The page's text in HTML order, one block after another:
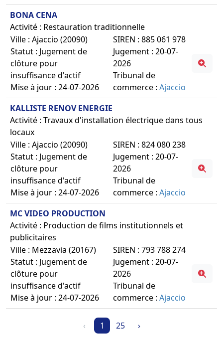
BONA CENA
Activité : Restauration traditionnelle
Ville : Ajaccio (20090)
Statut : Jugement de
clôture pour
insuffisance d'actif
Mise à jour : 24-07-2026
SIREN : 885 061 978
Jugement : 20-07-
2026
Tribunal de
commerce :Ajaccio
KALLISTE RENOV ENERGIE
Activité : Travaux d'installation électrique dans tous
locaux
Ville : Ajaccio (20090)
Statut : Jugement de
clôture pour
insuffisance d'actif
Mise à jour : 24-07-2026
SIREN : 824 080 238
Jugement : 20-07-
2026
Tribunal de
commerce :Ajaccio
MC VIDEO PRODUCTION
Activité : Production de films institutionnels et
publicitaires
Ville : Mezzavia (20167)
Statut : Jugement de
clôture pour
insuffisance d'actif
Mise à jour : 24-07-2026
SIREN : 793 788 274
Jugement : 20-07-
2026
Tribunal de
commerce :Ajaccio
‹ 1 25 ›